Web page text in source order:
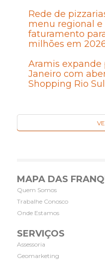
Rede de
menu regional
faturamento
milhões em
Aramis expande
Janeiro com
Shopping Rio Sul
MAPA DAS
Quem Somos
Trabalhe Conosco
Onde Estamos
SERVIÇOS
Assessoria
Geomarketing